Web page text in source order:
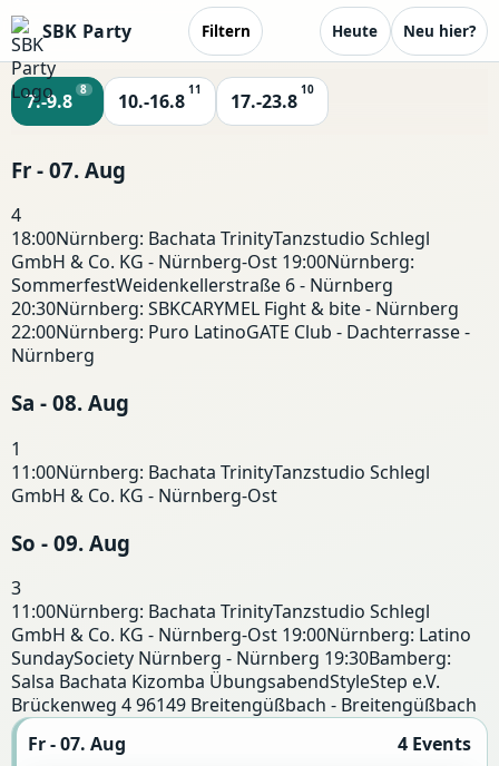
SBK Party Filtern Heute Neu hier?
7.-9.8
8
10.-16.8
11
17.-23.8
10
Fr - 07. Aug
4
18:00Nürnberg: Bachata TrinityTanzstudio Schlegl
GmbH & Co. KG - Nürnberg-Ost 19:00Nürnberg:
SommerfestWeidenkellerstraße 6 - Nürnberg
20:30Nürnberg: SBKCARYMEL Fight & bite - Nürnberg
22:00Nürnberg: Puro LatinoGATE Club - Dachterrasse -
Nürnberg
Sa - 08. Aug
1
11:00Nürnberg: Bachata TrinityTanzstudio Schlegl
GmbH & Co. KG - Nürnberg-Ost
So - 09. Aug
3
11:00Nürnberg: Bachata TrinityTanzstudio Schlegl
GmbH & Co. KG - Nürnberg-Ost 19:00Nürnberg: Latino
SundaySociety Nürnberg - Nürnberg 19:30Bamberg:
Salsa Bachata Kizomba ÜbungsabendStyleStep e.V.
Brückenweg 4 96149 Breitengüßbach - Breitengüßbach
Fr - 07. Aug
4 Events